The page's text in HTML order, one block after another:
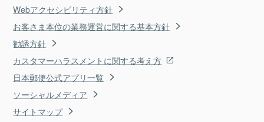
Webアクセシビリティ方針
お客さま本位の業務運営に関する基本方針
勧誘方針
カスタマーハラスメントに関する考え方
日本郵便公式アプリ一覧
ソーシャルメディア
サイトマップ